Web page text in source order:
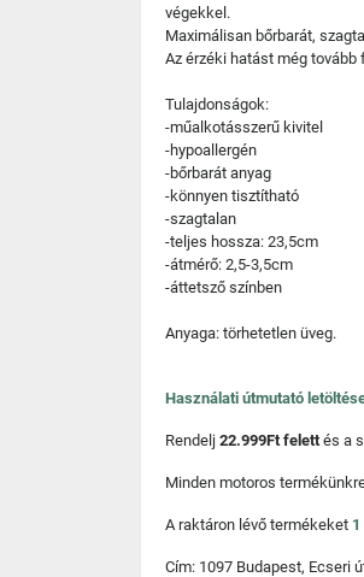
végekkel.
Maximálisan bőrbarát,
Az érzéki hatást még
Tulajdonságok:
-műalkotásszerű kivitel
-hypoallergén
-bőrbarát anyag
-könnyen tisztítható
-szagtalan
-teljes hossza: 23,5cm
-átmérő: 2,5-3,5cm
-áttetsző színben
Anyaga: törhetetlen üveg.
Használati útmutató
Rendelj 22.999Ft felettés a
Minden motoros
A raktáron lévő termékeket
Cím: 1097 Budapest, Ecseri